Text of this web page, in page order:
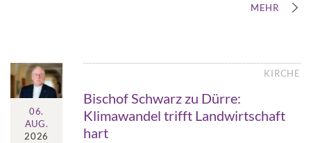
MEHR
06.
AUG.
2026
KIRCHE
Bischof Schwarz zu Dürre:
Klimawandel trifft Landwirtschaft
hart